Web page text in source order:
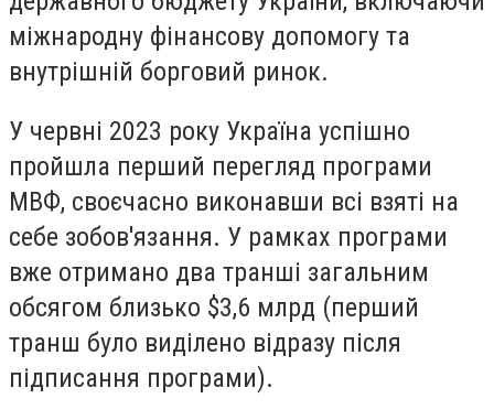
міжнародну фінансову допомогу та
внутрішній борговий ринок.
У червні 2023 року Україна успішно
пройшла перший перегляд програми
МВФ, своєчасно виконавши всі взяті на
себе зобов'язання. У рамках програми
вже отримано два транші загальним
обсягом близько $3,6 млрд (перший
транш було виділено відразу після
підписання програми).